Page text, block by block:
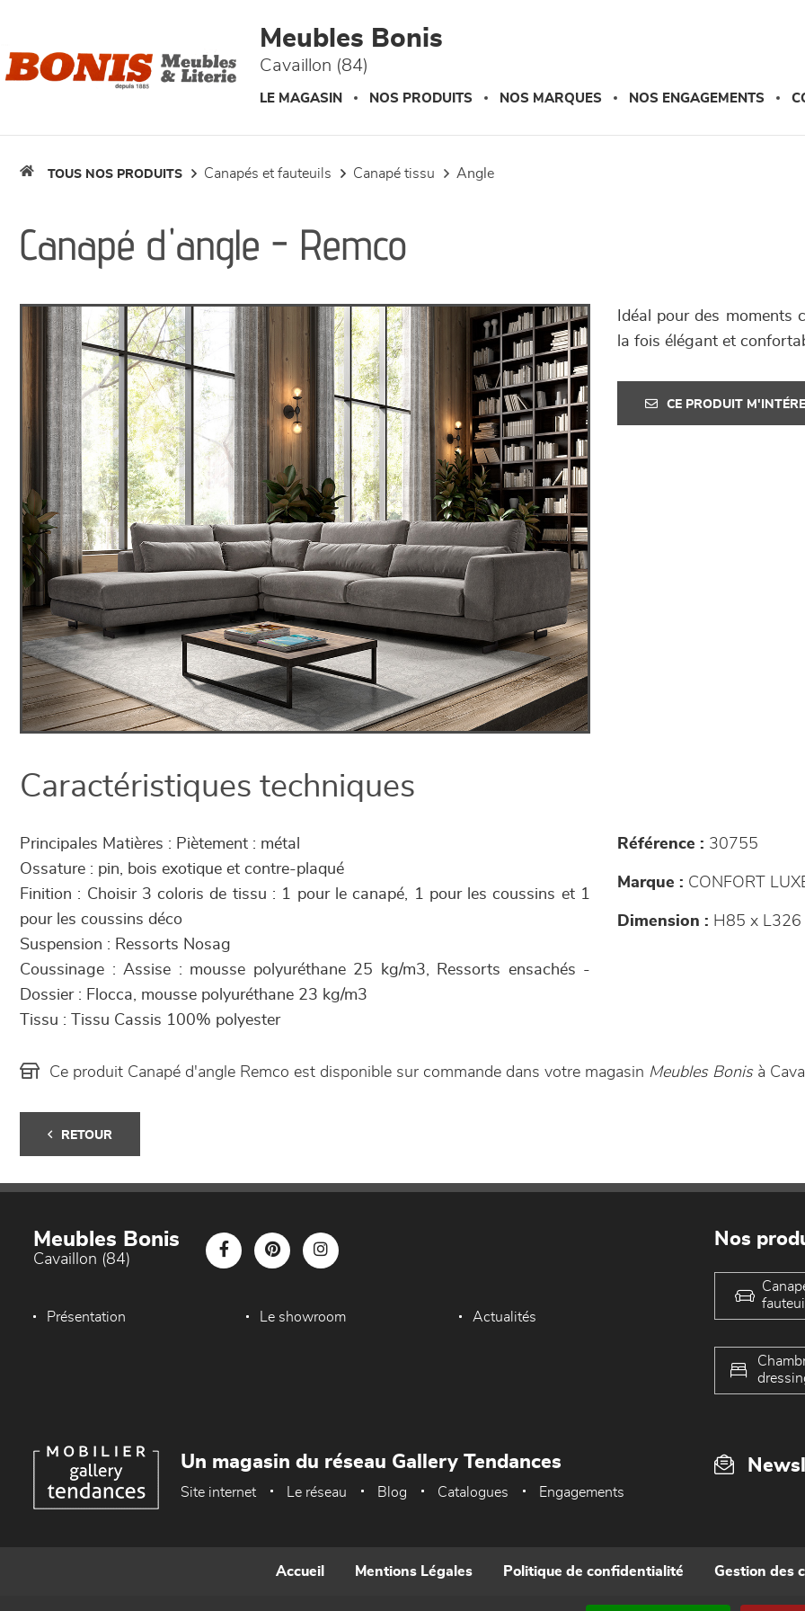
Meubles Bonis
Cavaillon (84)
LE MAGASIN NOS PRODUITS NOS MARQUES NOS ENGAGEMENTS
TOUS NOS PRODUITS canapés et fauteuils canapé tissu angle
Canapé d'angle - Remco
Idéal pour des moments
la fois élégant et
CE PRODUIT
Caractéristiques techniques
Principales Matières : Piètement : métal
Ossature : pin, bois exotique et contre-plaqué
Finition : Choisir 3 coloris de tissu : 1 pour le canapé, 1 pour les coussins et 1
pour les coussins déco
Suspension : Ressorts Nosag
Coussinage : Assise : mousse polyuréthane 25 kg/m3, Ressorts ensachés -
Dossier : Flocca, mousse polyuréthane 23 kg/m3
Tissu : Tissu Cassis 100% polyester
Référence : 30755
Marque : CONFORT
Dimension : H85 x L326
Ce produit Canapé d'angle Remco est disponible sur commande dans votre magasin Meubles Bonisà
RETOUR
Meubles Bonis
Cavaillon (84)
Présentation Le showroom Actualités
Nos
Un magasin du réseau Gallery Tendances
Site internet Le réseau Blog Catalogues Engagements
Accueil Mentions Légales Politique de confidentialité Gestion des